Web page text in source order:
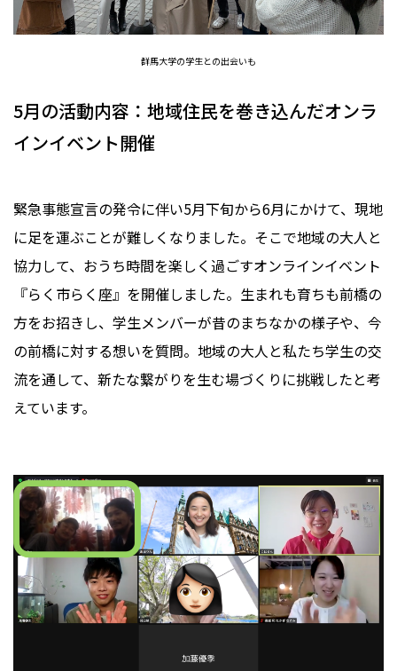
群馬大学の学生との出会いも
5月の活動内容：地域住民を巻き込んだオンラ
インイベント開催
緊急事態宣言の発令に伴い5月下旬から6月にかけて、現地
に足を運ぶことが難しくなりました。そこで地域の大人と
協力して、おうち時間を楽しく過ごすオンラインイベント
『らく市らく座』を開催しました。生まれも育ちも前橋の
方をお招きし、学生メンバーが昔のまちなかの様子や、今
の前橋に対する想いを質問。地域の大人と私たち学生の交
流を通して、新たな繋がりを生む場づくりに挑戦したと考
えています。